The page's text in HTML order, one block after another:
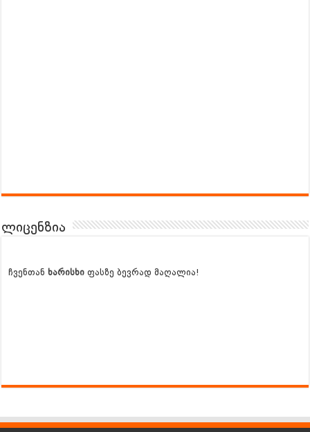
ლიცენზია
ჩვენთანხარისხი ფასზე ბევრად მაღალია!